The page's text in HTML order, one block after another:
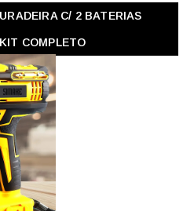
C/ 2 BATERIAS
COMPLETO